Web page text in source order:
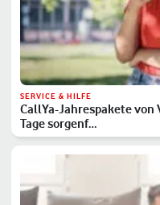
SERVICE & HILFE
CallYa-Jahrespakete von
Tage sorgenf…